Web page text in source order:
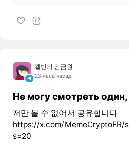
캘빈의 감금원
23 часа назад
Не могу смотреть
저만 볼 수 없어서 공유합니다
https://x.com/
s=20